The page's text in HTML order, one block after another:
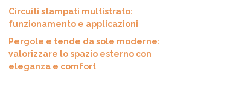
Circuiti stampati multistrato:
funzionamento e applicazioni
Pergole e tende da sole moderne:
valorizzare lo spazio esterno con
eleganza e comfort